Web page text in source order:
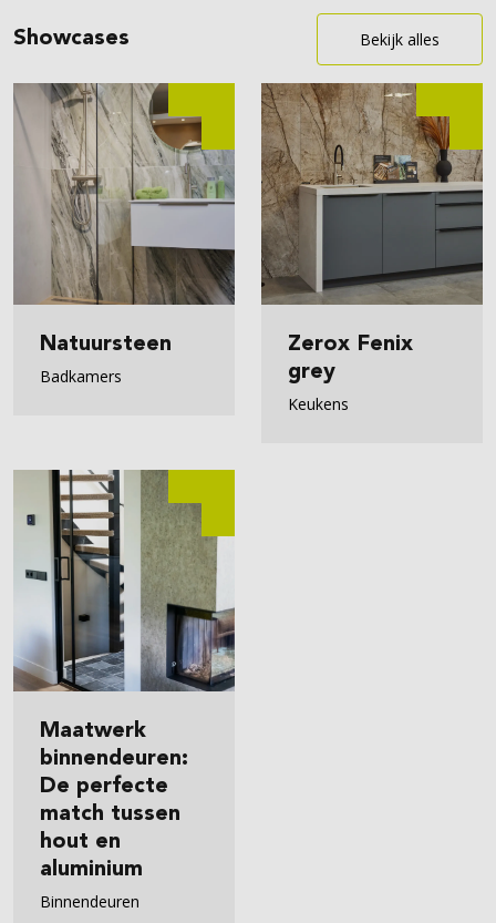
Showcases Bekijk alles
Natuursteen
Badkamers
Zerox Fenix
grey
Keukens
Maatwerk
binnendeuren:
De perfecte
match tussen
hout en
aluminium
Binnendeuren